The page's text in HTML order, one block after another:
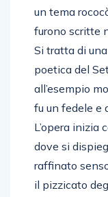
un tema
furono scritte
Si tratta di
poetica del
all’esempio
fu un fedele e
L’opera inizia
dove si
raffinato
il pizzicato